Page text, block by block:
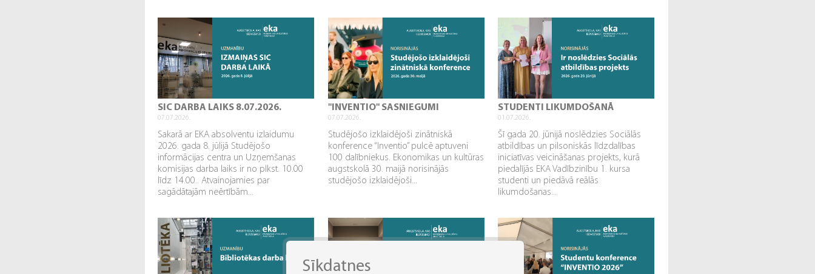
SIC DARBA LAIKS 8.07.2026.
07.07.2026.
Sakarā ar EKA absolventu izlaidumu
2026. gada 8. jūlijā Studējošo
informācijas centra un Uzņemšanas
komisijas darba laiks ir no plkst. 10.00
līdz 14.00.. Atvainojamies par
sagādātajām neērtībām...
"INVENTIO" SASNIEGUMI
07.07.2026.
Studējošo izklaidējoši zinātniskā
konference “Inventio” pulcē aptuveni
100 dalībniekus. Ekonomikas un kultūras
augstskolā 30. maijā norisinājās
studējošo izklaidējoši...
STUDENTI LIKUMDOŠANĀ
01.07.2026.
Šī gada 20. jūnijā noslēdzies Sociālās
atbildības un pilsoniskās līdzdalības
iniciatīvas veicināšanas projekts, kurā
piedalījās EKA Vadībzinību 1. kursa
studenti un piedāvā reālās
likumdošanas...
Sīkdatnes